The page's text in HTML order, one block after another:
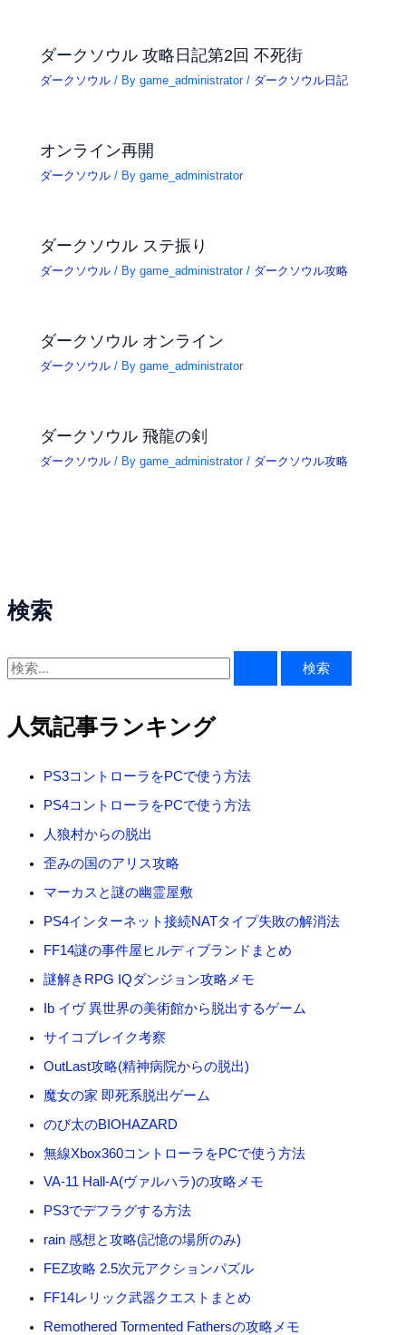
検索
検
対
象
人気記事ランキング
PS3コントローラをPCで使う方法
PS4コントローラをPCで使う方法
人狼村からの脱出
歪みの国のアリス攻略
マーカスと謎の幽霊屋敷
PS4インターネット接続NATタイプ失敗の解消法
FF14謎の事件屋ヒルディブランドまとめ
謎解きRPG IQダンジョン攻略メモ
Ib イヴ 異世界の美術館から脱出するゲーム
サイコブレイク考察
OutLast攻略(精神病院からの脱出)
魔女の家 即死系脱出ゲーム
のび太のBIOHAZARD
無線Xbox360コントローラをPCで使う方法
VA-11 Hall-A(ヴァルハラ)の攻略メモ
PS3でデフラグする方法
rain 感想と攻略(記憶の場所のみ)
FEZ攻略 2.5次元アクションパズル
FF14レリック武器クエストまとめ
Remothered Tormented Fathersの攻略メモ
ダークソウル 攻略日記第2回 不死街
ダークソウル / Bygame_administrator/ ダークソウル日記
オンライン再開
ダークソウル / Bygame_administrator
ダークソウル ステ振り
ダークソウル / Bygame_administrator/ ダークソウル攻略
ダークソウル オンライン
ダークソウル / Bygame_administrator
ダークソウル 飛龍の剣
ダークソウル / Bygame_administrator/ ダークソウル攻略